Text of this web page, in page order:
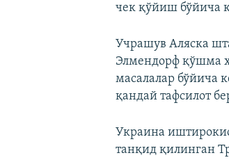
чек қўйиш бўйича
Учрашув Аляска
Элмендорф қўшма
масалалар бўйича
қандай тафсилот
Украина
танқид қилинган